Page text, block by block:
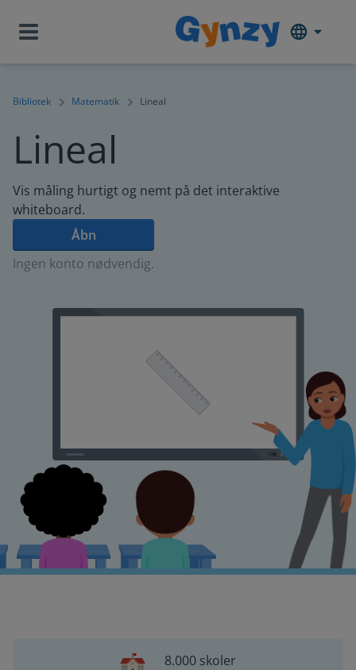
Bibliotek Matematik Lineal
Lineal
Vis måling hurtigt og nemt på det interaktive
whiteboard.
Åbn
Ingen konto nødvendig.
8.000 skoler